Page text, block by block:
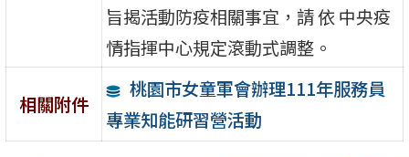
旨揭活動防疫相關事宜，請 依 中央疫
情指揮中心規定滾動式調整。
相關附件
桃園市女童軍會辦理111年服務員
專業知能研習營活動